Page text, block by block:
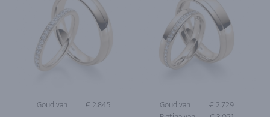
Goud van € 2.845 Goud van
€ 2.729